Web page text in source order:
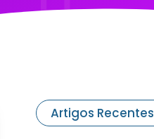
Artigos Recentes